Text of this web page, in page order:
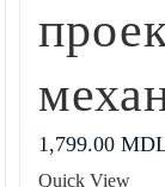
1,799.00
Quick View